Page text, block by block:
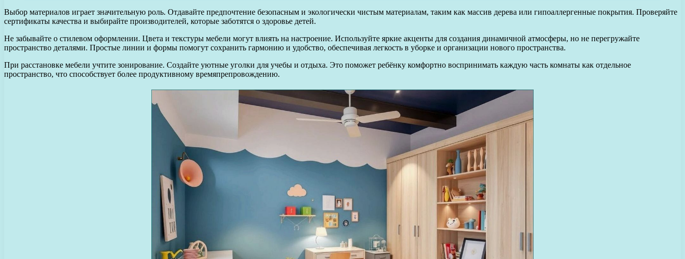
Выбор материалов играет значительную роль. Отдавайте предпочтение безопасным и экологически чистым материалам, таким как массив дерева или гипоаллергенные покрытия. Проверяйте
сертификаты качества и выбирайте производителей, которые заботятся о здоровье детей.
Не забывайте о стилевом оформлении. Цвета и текстуры мебели могут влиять на настроение. Используйте яркие акценты для создания динамичной атмосферы, но не перегружайте
пространство деталями. Простые линии и формы помогут сохранить гармонию и удобство, обеспечивая легкость в уборке и организации нового пространства.
При расстановке мебели учтите зонирование. Создайте уютные уголки для учебы и отдыха. Это поможет ребёнку комфортно воспринимать каждую часть комнаты как отдельное
пространство, что способствует более продуктивному времяпрепровождению.